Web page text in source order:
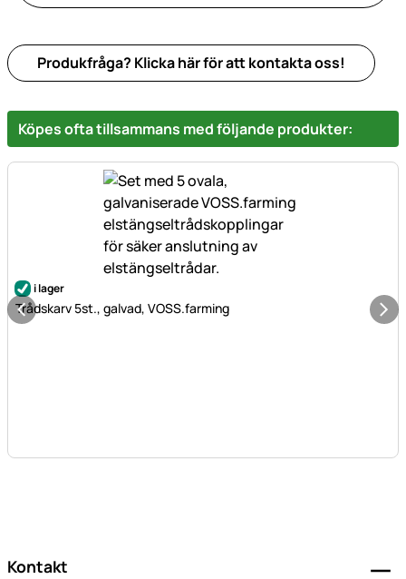
Produkfråga? Klicka här för att kontakta oss!
Köpes ofta tillsammans med följande produkter:
i lager
Trådskarv 5st., galvad, VOSS.farming
Kontakt